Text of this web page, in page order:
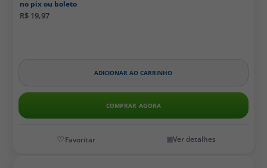
no pix ou boleto
R$ 19,97
ADICIONAR AO CARRINHO
COMPRAR AGORA
Ver detalhes